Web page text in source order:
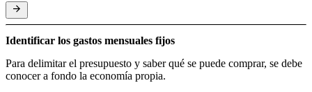
Identificar los gastos mensuales fijos
Para delimitar el presupuesto y saber qué se puede comprar, se debe
conocer a fondo la economía propia.